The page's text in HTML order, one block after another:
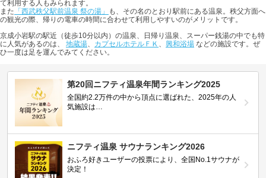
て利用する人もみられます。
また 「西武秩父駅前温泉 祭の湯」
も、その名のとおり駅前にある温泉。秩父方面へ
の観光の際、帰りの電車の時間に合わせて利用しやすいのがメリットです。
京成小岩駅の駅近（徒歩10分以内）の温泉、日帰り温泉、スーパー銭湯の中でも特
に人気があるのは、 地蔵湯、 カプセルホテルＦＫ 、 興和浴場 などの施設です。ぜ
ひ一度は足を運んでみてください。
第20回ニフティ温泉年間ランキング2025
全国約2.2万件の中から頂点に選ばれた、2025年の人
気施設は…
ニフティ温泉 サウナランキング2026
おふろ好きユーザーの投票により、全国No.1サウナが
決定！